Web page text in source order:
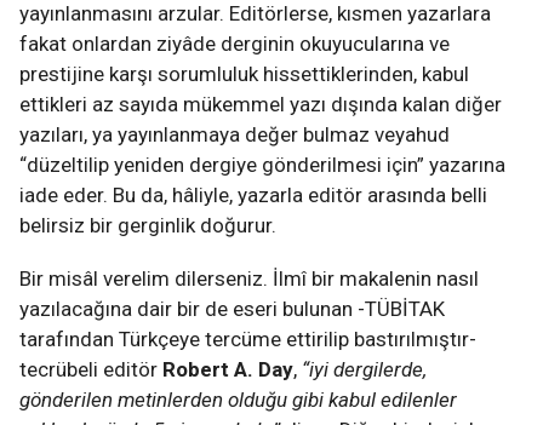
yayınlanmasını arzular. Editörlerse, kısmen yazarlara
fakat onlardan ziyâde derginin okuyucularına ve
prestijine karşı sorumluluk hissettiklerinden, kabul
ettikleri az sayıda mükemmel yazı dışında kalan diğer
yazıları, ya yayınlanmaya değer bulmaz veyahud
“düzeltilip yeniden dergiye gönderilmesi için” yazarına
iade eder. Bu da, hâliyle, yazarla editör arasında belli
belirsiz bir gerginlik doğurur.
Bir misâl verelim dilerseniz. İlmî bir makalenin nasıl
yazılacağına dair bir de eseri bulunan -TÜBİTAK
tarafından Türkçeye tercüme ettirilip bastırılmıştır-
tecrübeli editör Robert A. Day, “iyi dergilerde,
gönderilen metinlerden olduğu gibi kabul edilenler